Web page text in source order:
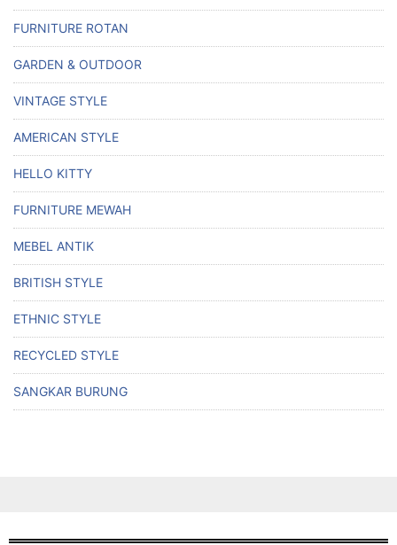
FURNITURE ROTAN
GARDEN & OUTDOOR
VINTAGE STYLE
AMERICAN STYLE
HELLO KITTY
FURNITURE MEWAH
MEBEL ANTIK
BRITISH STYLE
ETHNIC STYLE
RECYCLED STYLE
SANGKAR BURUNG